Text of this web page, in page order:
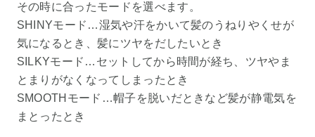
その時に合ったモードを選べます。
SHINYモード…湿気や汗をかいて髪のうねりやくせが
気になるとき、髪にツヤをだしたいとき
SILKYモード…セットしてから時間が経ち、ツヤやま
とまりがなくなってしまったとき
SMOOTHモード…帽子を脱いだときなど髪が静電気を
まとったとき